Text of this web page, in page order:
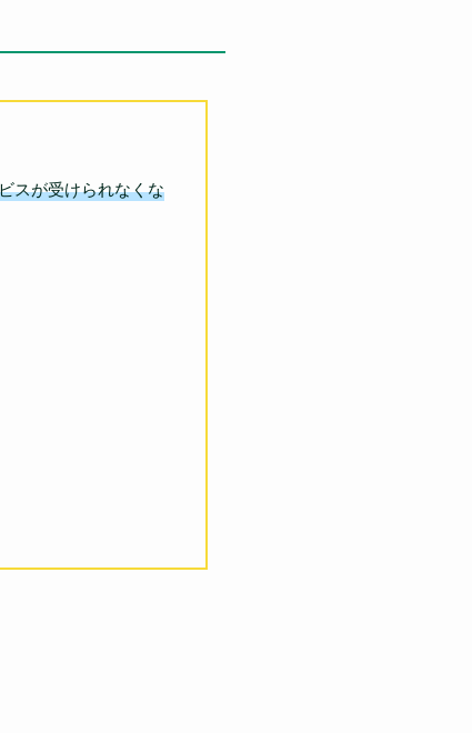
スが受けられなくな